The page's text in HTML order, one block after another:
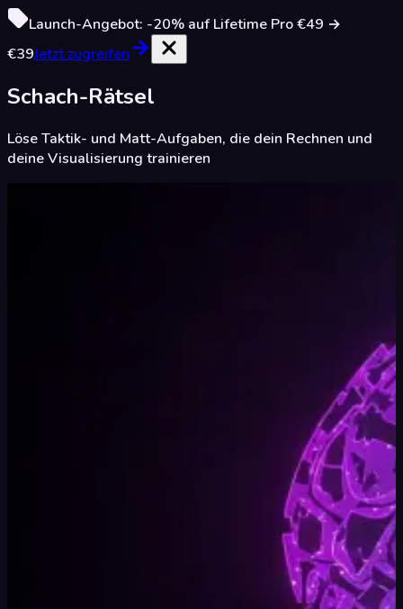
Launch-Angebot: -20% auf Lifetime Pro€49 →
€39Jetzt zugreifen
Schach-Rätsel
Löse Taktik- und Matt-Aufgaben, die dein Rechnen und
deine Visualisierung trainieren